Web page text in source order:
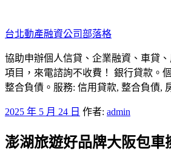
至
主
要
內
容
台北動產融資公司部落格
協助申辦個人信貸、企業融資、車貸
項目，來電諮詢不收費！ 銀行貸款。
整合負債。服務: 信用貸款, 整合負債,
發
於
2025 年 5 月 24 日 作者: admin
澎湖旅遊好品牌大阪包車